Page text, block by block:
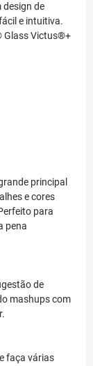
design de
e intuitiva.
Glass Victus®+
principal
e cores
para
pena
de
mashups com
faça várias